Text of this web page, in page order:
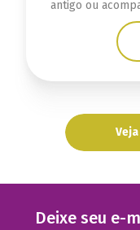
antigo ou
Deixe seu e-